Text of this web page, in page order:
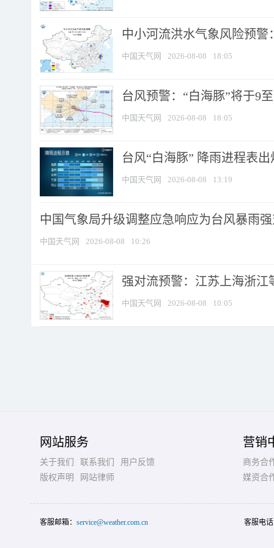
中小河流洪水气象风险预
中国天气网 2026-08-08 18:05
台风预警：“白海豚”将于9
中国天气网 2026-08-08 18:05
台风“白海豚” 降雨进程表
中国天气网 2026-08-08 13:19
中国气象局升级调整应急响应为台风暴雨
中国天气网 2026-08-08 10:26
强对流预警：江苏上海浙江
中国天气网 2026-08-08 10:05
网站服务
关于我们 联系我们
用户反馈
版权声明
网站律师
营销
商务合
媒资合
客服邮箱： service@weather.com.cn 客服电